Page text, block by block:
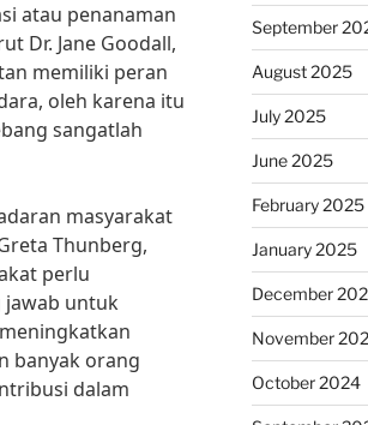
atau penanaman
Dr. Jane Goodall,
memiliki peran
oleh karena itu
sangatlah
masyarakat
Thunberg,
perlu
jawab untuk
banyak orang
dalam
September
August 2025
July 2025
June 2025
February 2025
January 2025
December
November
October 2024